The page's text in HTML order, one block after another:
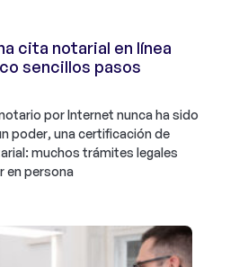
cita notarial en línea
sencillos pasos
por Internet nunca ha sido
poder, una certificación de
muchos trámites legales
en persona